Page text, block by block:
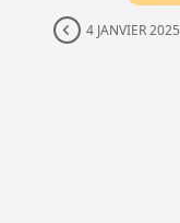
4 JANVIER